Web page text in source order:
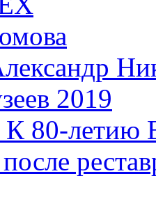
2019
К 80-